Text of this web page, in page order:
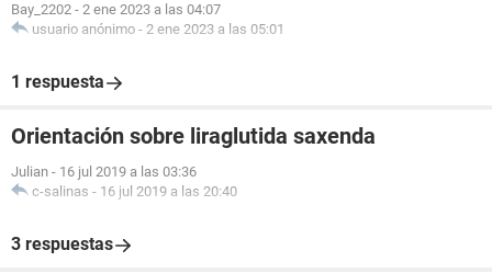
Bay_2202 - 2 ene 2023 a las 04:07
usuario anónimo - 2 ene 2023 a las 05:01
1 respuesta
Orientación sobre liraglutida saxenda
Julian - 16 jul 2019 a las 03:36
c-salinas - 16 jul 2019 a las 20:40
3 respuestas